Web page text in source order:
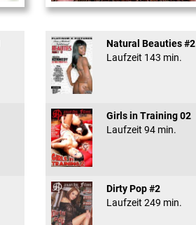
Internal Explosionen
Natural Beauties #2
Laufzeit 143 min.
Girls in Training 02
Laufzeit 94 min.
Dirty Pop #2
Laufzeit 249 min.